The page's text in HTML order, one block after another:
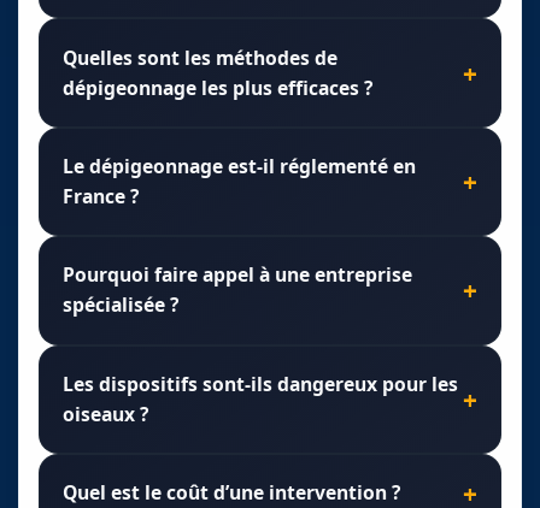
Quelles sont les méthodes de
dépigeonnage les plus efficaces ?
Le dépigeonnage est-il réglementé en
France ?
Pourquoi faire appel à une entreprise
spécialisée ?
Les dispositifs sont-ils dangereux pour les
oiseaux ?
Quel est le coût d’une intervention ?